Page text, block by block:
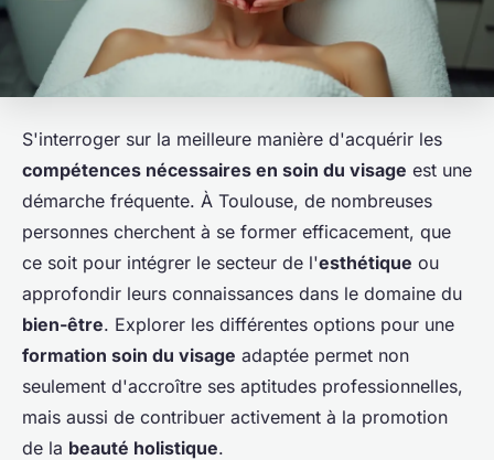
S'interroger sur la meilleure manière d'acquérir les
compétences nécessaires en soin du visage est une
démarche fréquente. À Toulouse, de nombreuses
personnes cherchent à se former efficacement, que
ce soit pour intégrer le secteur de l'esthétique ou
approfondir leurs connaissances dans le domaine du
bien-être. Explorer les différentes options pour une
formation soin du visage adaptée permet non
seulement d'accroître ses aptitudes professionnelles,
mais aussi de contribuer activement à la promotion
de la beauté holistique.